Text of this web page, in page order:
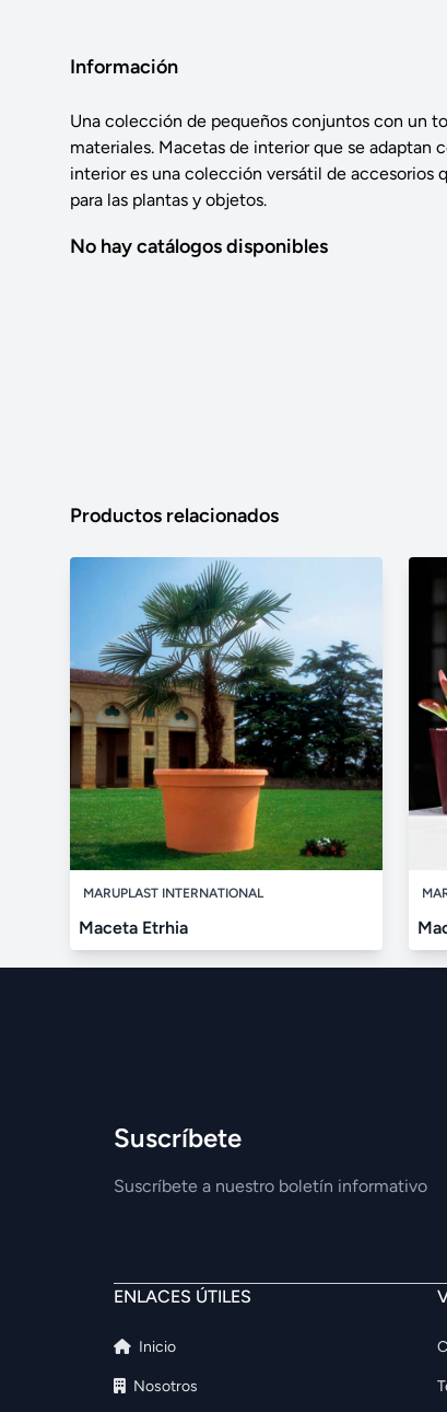
Información
Una colección de pequeños conjuntos con un
materiales. Macetas de interior que se adaptan
interior es una colección versátil de accesorios
para las plantas y objetos.
No hay catálogos disponibles
Productos relacionados
MARUPLAST INTERNATIONAL
Maceta Etrhia
Suscríbete
Suscríbete a nuestro boletín informativo
ENLACES ÚTILES
Inicio
Nosotros